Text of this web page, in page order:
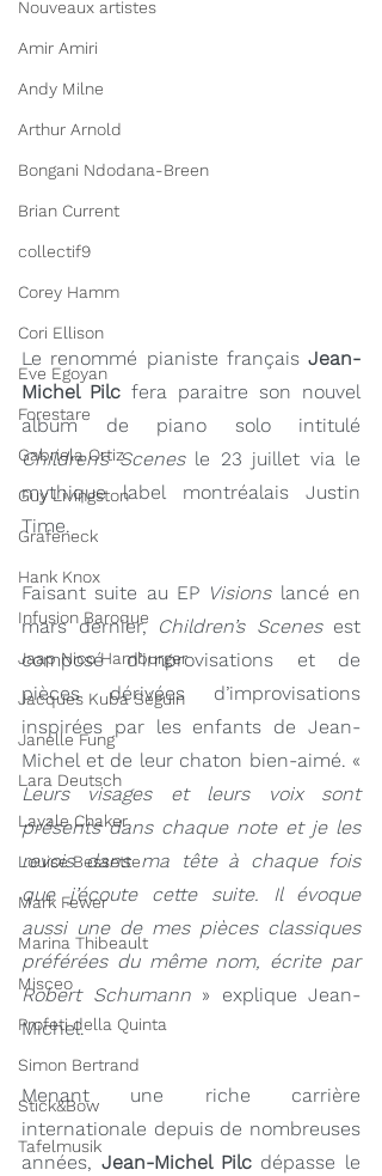
Nouveaux artistes
Amir Amiri
Andy Milne
Arthur Arnold
Bongani Ndodana-Breen
Brian Current
collectif9
Corey Hamm
Cori Ellison
Eve Egoyan
Forestare
Gabriela Ortiz
Guy Livingston
Grafeneck
Hank Knox
Infusion Baroque
Jaap Nico Hamburger
Jacques Kuba Séguin
Janelle Fung
Lara Deutsch
Layale Chaker
Louise Bessette
Mark Fewer
Marina Thibeault
Misceo
Profeti della Quinta
Simon Bertrand
Stick&Bow
Tafelmusik
Le renommé pianiste français Jean-
Michel Pilc fera paraitre son nouvel
Children’s Scenes le 23 juillet via le
mythique label montréalais Justin
Time.
Faisant suite au EP Visions lancé en
mars dernier, Children’s Scenes est
composé d’improvisations et de
pièces dérivées d’improvisations
inspirées par les enfants de Jean-
Leurs visages et leurs voix sont
présents dans chaque note et je les
revois dans ma tête à chaque fois
que j’écoute cette suite. Il évoque
aussi une de mes pièces classiques
préférées du même nom, écrite par
Robert Schumann » explique Jean-
Michel.
Menant une riche carrière
internationale depuis de nombreuses
années, Jean-Michel Pilc dépasse le